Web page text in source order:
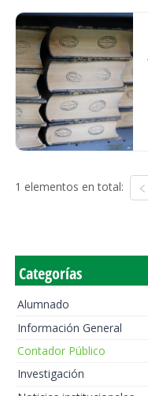
1 elementos en total:
Categorías
Alumnado
Información General
Contador Público
Investigación